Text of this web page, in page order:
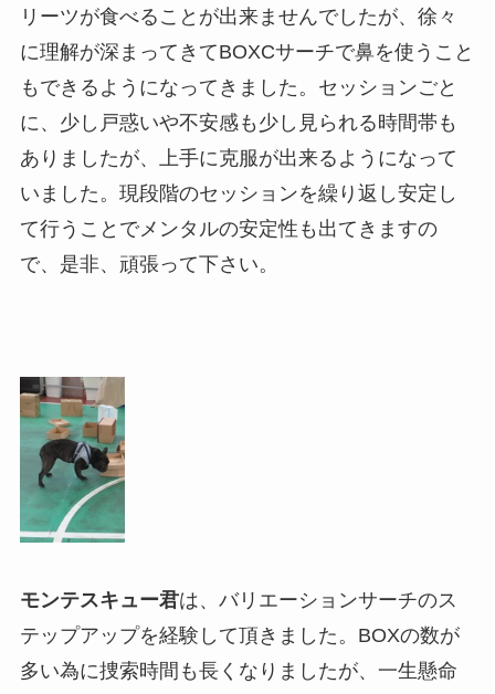
リーツが食べることが出来ませんでしたが、徐々
に理解が深まってきてBOXCサーチで鼻を使うこと
もできるようになってきました。セッションごと
に、少し戸惑いや不安感も少し見られる時間帯も
ありましたが、上手に克服が出来るようになって
いました。現段階のセッションを繰り返し安定し
て行うことでメンタルの安定性も出てきますの
で、是非、頑張って下さい。
モンテスキュー君は、バリエーションサーチのス
テップアップを経験して頂きました。BOXの数が
多い為に捜索時間も長くなりましたが、一生懸命